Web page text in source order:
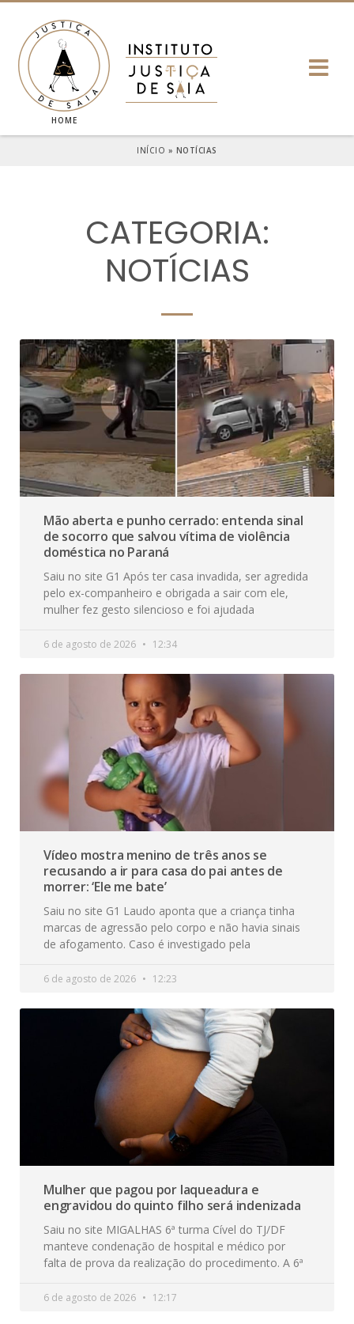
HOME
INÍCIO » NOTÍCIAS
CATEGORIA:
NOTÍCIAS
Mão aberta e punho cerrado: entenda sinal
de socorro que salvou vítima de violência
doméstica no Paraná
Saiu no site G1 Após ter casa invadida, ser agredida
pelo ex-companheiro e obrigada a sair com ele,
mulher fez gesto silencioso e foi ajudada
6 de agosto de 2026 12:34
Vídeo mostra menino de três anos se
recusando a ir para casa do pai antes de
morrer: ‘Ele me bate’
Saiu no site G1 Laudo aponta que a criança tinha
marcas de agressão pelo corpo e não havia sinais
de afogamento. Caso é investigado pela
6 de agosto de 2026 12:23
Mulher que pagou por laqueadura e
engravidou do quinto filho será indenizada
Saiu no site MIGALHAS 6ª turma Cível do TJ/DF
manteve condenação de hospital e médico por
falta de prova da realização do procedimento. A 6ª
6 de agosto de 2026 12:17